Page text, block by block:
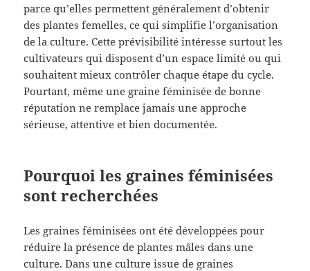
parce qu’elles permettent généralement d’obtenir
des plantes femelles, ce qui simplifie l’organisation
de la culture. Cette prévisibilité intéresse surtout les
cultivateurs qui disposent d’un espace limité ou qui
souhaitent mieux contrôler chaque étape du cycle.
Pourtant, même une graine féminisée de bonne
réputation ne remplace jamais une approche
sérieuse, attentive et bien documentée.
Pourquoi les graines féminisées
sont recherchées
Les graines féminisées ont été développées pour
réduire la présence de plantes mâles dans une
culture. Dans une culture issue de graines